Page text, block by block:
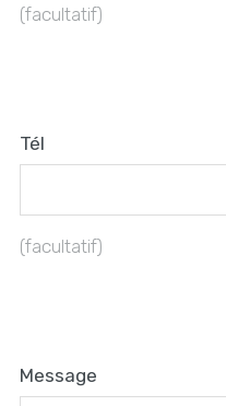
(facultatif)
Tél
(facultatif)
Message